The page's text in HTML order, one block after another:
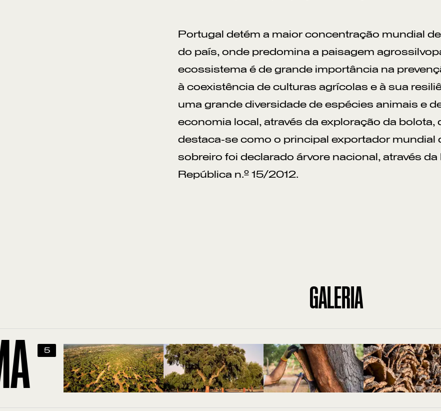
Portugal detém a maior concentração mundial
do país, onde predomina a paisagem
ecossistema é de grande importância na
à coexistência de culturas agrícolas e à sua
uma grande diversidade de espécies animais e
economia local, através da exploração da bolota,
destaca-se como o principal exportador mundial
sobreiro foi declarado árvore nacional, através
República n.º 15/2012.
GALERIA